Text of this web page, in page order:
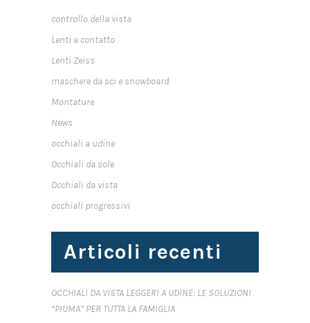
controllo della vista
Lenti a contatto
Lenti Zeiss
maschere da sci e snowboard
Montature
News
occhiali a udine
Occhiali da sole
Occhiali da vista
occhiali progressivi
Articoli recenti
OCCHIALI DA VISTA LEGGERI A UDINE: LE SOLUZIONI
“PIUMA” PER TUTTA LA FAMIGLIA